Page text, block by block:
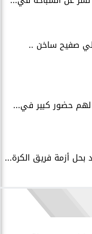
علي صفيح ساخن ..
لهم حضور كبير في...
بحل أزمة فريق الكرة...